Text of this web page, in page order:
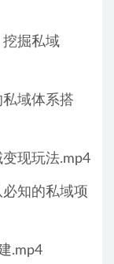
掘私域
域体系搭
现玩法.mp4
知的私域项
.mp4